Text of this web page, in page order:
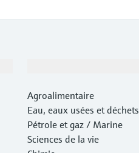
Agroalimentaire
Eau, eaux usées et déchets
Pétrole et gaz / Marine
Sciences de la vie